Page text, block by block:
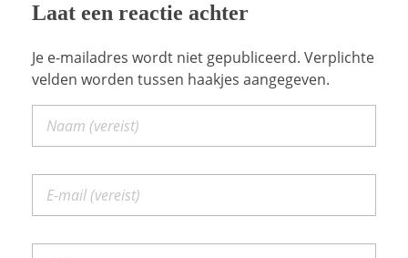
Laat een reactie achter
Je e-mailadres wordt niet gepubliceerd. Verplichte
velden worden tussen haakjes aangegeven.